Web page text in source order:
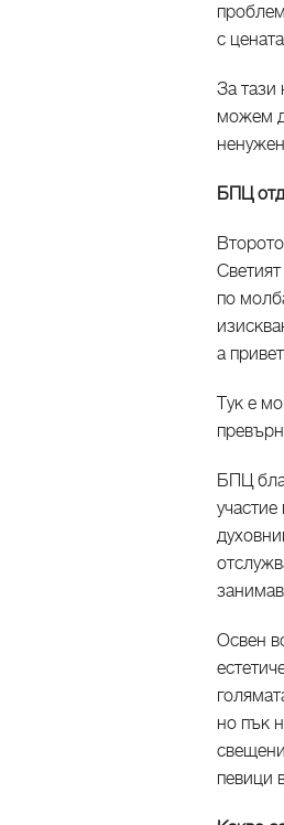
с
За тази
можем
БПЦ
по
а
Тук е
БПЦ
Освен
но пък
певици